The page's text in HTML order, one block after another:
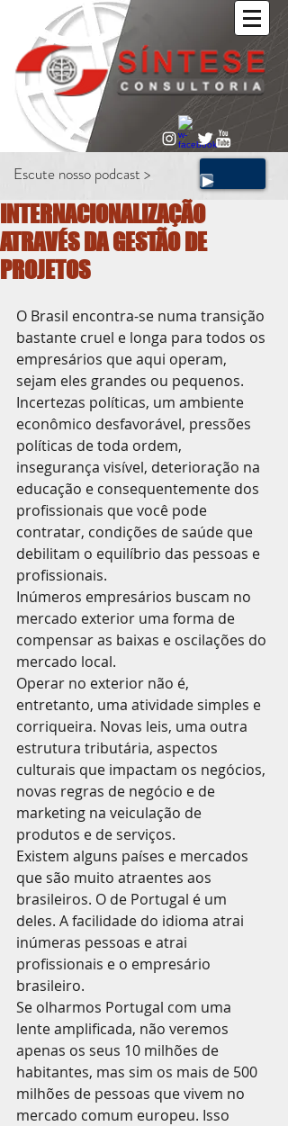
Escute nosso podcast >
INTERNACIONALIZAÇÃO
ATRAVÉS DA GESTÃO DE
PROJETOS
O Brasil encontra-se numa transição
bastante cruel e longa para todos os
empresários que aqui operam,
sejam eles grandes ou pequenos.
Incertezas políticas, um ambiente
econômico desfavorável, pressões
políticas de toda ordem,
insegurança visível, deterioração na
educação e consequentemente dos
profissionais que você pode
contratar, condições de saúde que
debilitam o equilíbrio das pessoas e
profissionais.
Inúmeros empresários buscam no
mercado exterior uma forma de
compensar as baixas e oscilações do
mercado local.
Operar no exterior não é,
entretanto, uma atividade simples e
corriqueira. Novas leis, uma outra
estrutura tributária, aspectos
culturais que impactam os negócios,
novas regras de negócio e de
marketing na veiculação de
produtos e de serviços.
Existem alguns países e mercados
que são muito atraentes aos
brasileiros. O de Portugal é um
deles. A facilidade do idioma atrai
inúmeras pessoas e atrai
profissionais e o empresário
brasileiro.
Se olharmos Portugal com uma
lente amplificada, não veremos
apenas os seus 10 milhões de
habitantes, mas sim os mais de 500
milhões de pessoas que vivem no
mercado comum europeu. Isso